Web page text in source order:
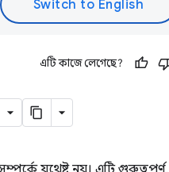
এটি কাজে লেগেছে?